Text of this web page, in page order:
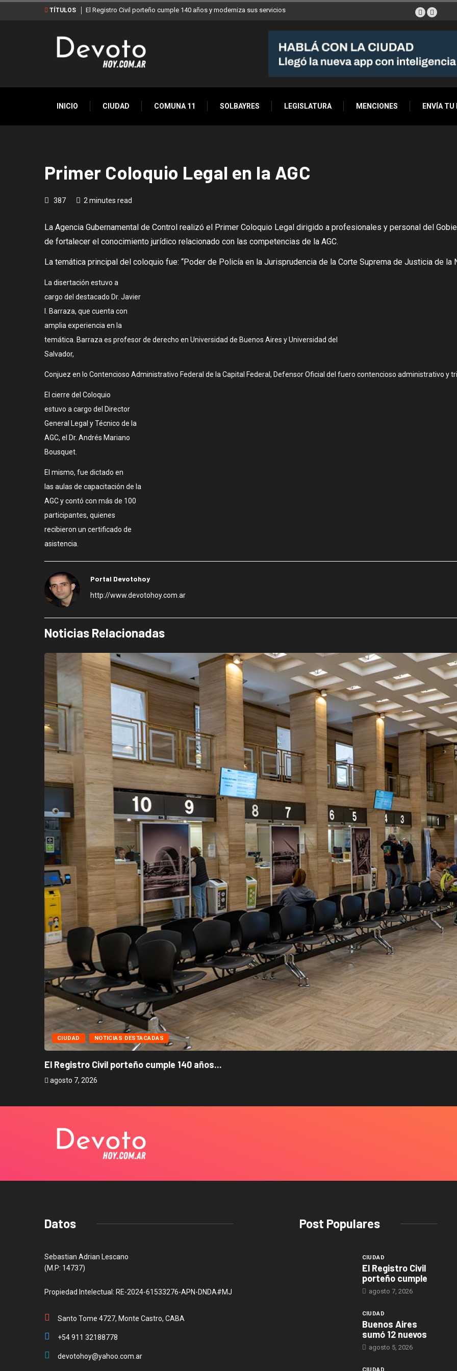
TÍTULOS El Registro Civil porteño cumple 140 años y moderniza sus servicios
INICIO CIUDAD COMUNA 11 SOLBAYRES LEGISLATURA MENCIONES ENVÍA TU
Primer Coloquio Legal en la AGC
387 2 minutes read
La Agencia Gubernamental de Control realizó el Primer Coloquio Legal dirigido a profesionales y personal del
de fortalecer el conocimiento jurídico relacionado con las competencias de la AGC.
La temática principal del coloquio fue: “Poder de Policía en la Jurisprudencia de la Corte Suprema de Justicia de la
La disertación estuvo a
cargo del destacado Dr. Javier
I. Barraza, que cuenta con
amplia experiencia en la
temática. Barraza es profesor de derecho en Universidad de Buenos Aires y Universidad del
Salvador,
Conjuez en lo Contencioso Administrativo Federal de la Capital Federal, Defensor Oficial del fuero contencioso administrativo y
El cierre del Coloquio
estuvo a cargo del Director
General Legal y Técnico de la
AGC, el Dr. Andrés Mariano
Bousquet.
El mismo, fue dictado en
las aulas de capacitación de la
AGC y contó con más de 100
participantes, quienes
recibieron un certificado de
asistencia.
Portal Devotohoy
http://www.devotohoy.com.ar
Noticias Relacionadas
CIUDAD NOTICIAS DESTACADAS
El Registro Civil porteño cumple 140 años...
agosto 7, 2026
Datos
Sebastian Adrian Lescano
(M.P: 14737)
Propiedad Intelectual: RE-2024-61533276-APN-DNDA#MJ
Santo Tome 4727, Monte Castro, CABA
+54 911 32188778
devotohoy@yahoo.com.ar
Post Populares
CIUDAD
El Registro Civil
porteño cumple
agosto 7, 2026
CIUDAD
Buenos Aires
sumó 12 nuevos
agosto 5, 2026